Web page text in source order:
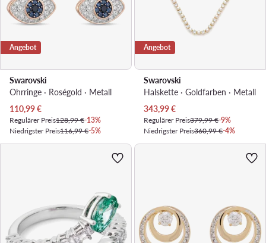
Angebot
Swarovski
Ohrringe · Roségold · Metall
Aktueller Preis
110,99€
Regulärer Preis128,99 €-13%
Niedrigster Preis116,99 €-5%
Angebot
Swarovski
Halskette · Goldfarben · Metall
Aktueller Preis
343,99€
Regulärer Preis379,99 €-9%
Niedrigster Preis360,99 €-4%